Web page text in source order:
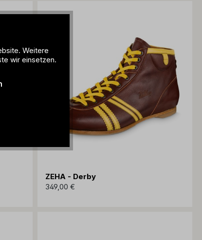
ZEHA - Derby
349,00 €
Weitere
wir einsetzen.